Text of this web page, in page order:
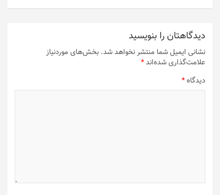
دیدگاهتان را بنویسید
نشانی ایمیل شما منتشر نخواهد شد. بخش‌های موردنیاز
علامت‌گذاری شده‌اند*
دیدگاه*